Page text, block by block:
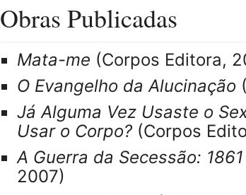
Obras Publicadas
Mata-me (Corpos Editora,
O Evangelho da Alucinação
Já Alguma Vez Usaste o
Usar o Corpo? (Corpos
A Guerra da Secessão:
2007)